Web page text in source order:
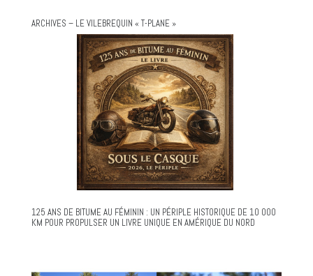
ARCHIVES – LE VILEBREQUIN « T-PLANE »
125 ANS DE BITUME AU FÉMININ : UN PÉRIPLE HISTORIQUE DE 10 000
KM POUR PROPULSER UN LIVRE UNIQUE EN AMÉRIQUE DU NORD